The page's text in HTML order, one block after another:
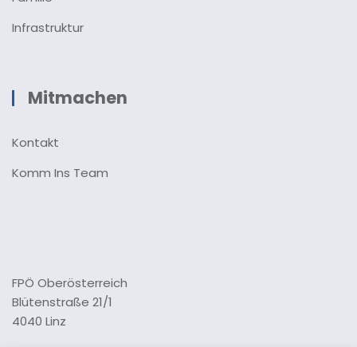
Infrastruktur
Mitmachen
Kontakt
Komm Ins Team
FPÖ Oberösterreich
Blütenstraße 21/1
4040 Linz